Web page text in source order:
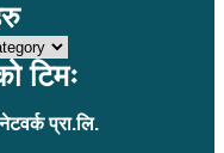
टिमः
प्रा.लि.